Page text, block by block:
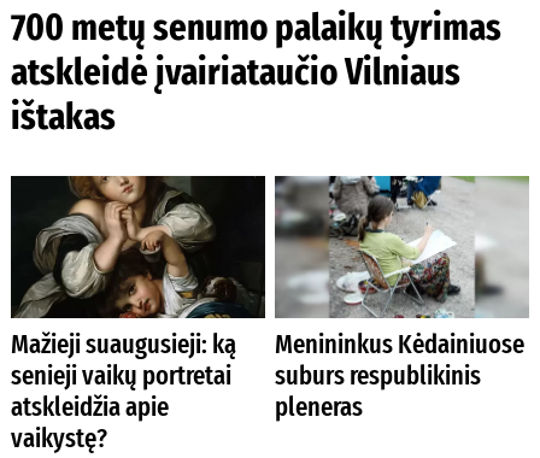
700 metų senumo palaikų tyrimas
atskleidė įvairiataučio Vilniaus
ištakas
Mažieji suaugusieji: ką
senieji vaikų portretai
atskleidžia apie
vaikystę?
Menininkus Kėdainiuose
suburs respublikinis
pleneras